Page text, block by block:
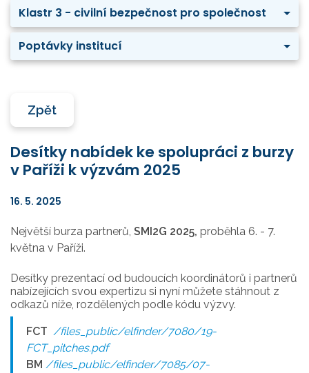
Klastr 3 - civilní bezpečnost pro společnost
Poptávky institucí
Zpět
Desítky nabídek ke spolupráci z burzy
v Paříži k výzvám 2025
16. 5. 2025
Největší burza partnerů, SMI2G 2025, proběhla 6. - 7.
května v Paříži.
Desítky prezentací od budoucích koordinátorů i partnerů
nabízejících svou expertizu si nyní můžete stáhnout z
odkazů níže, rozdělených podle kódu výzvy.
FCT /files_public/elfinder/7080/19-
FCT_pitches.pdf
BM /files_public/elfinder/7085/07-